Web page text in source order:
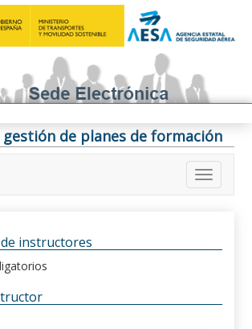
gestión de planes de formación
instructores